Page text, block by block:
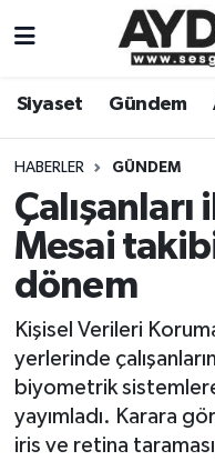
Siyaset Gündem
HABERLER GÜNDEM
Mesai
dönem
Kişisel Verileri
yerlerinde
biyometrik
yayımladı. Karara
iris ve retina
Gündem
Siyaset
Ekonomi
Eğitim
Kültür Sanat
Aydın Hava
Aydin Namaz
Aydın Trafik
Tüm Manşetler
Son Dakika